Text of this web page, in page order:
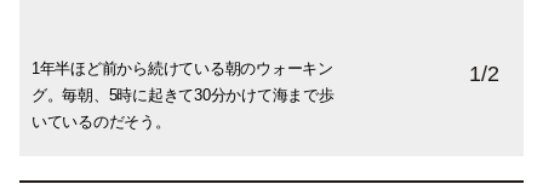
1年半ほど前から続けている朝のウォーキン
グ。毎朝、5時に起きて30分かけて海まで歩
いているのだそう。
長男がプレゼントしてくれたリーボックの
ウォーキングシューズ。ジョギングしてい
る長男とばったり会うこともあるそう。
1/2